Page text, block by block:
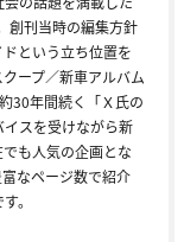
創刊当時の編集方針
という立ち位置を
ープ／新車アルバム
30年間続く「Ｘ氏の
スを受けながら新
も人気の企画とな
なページ数で紹介
。